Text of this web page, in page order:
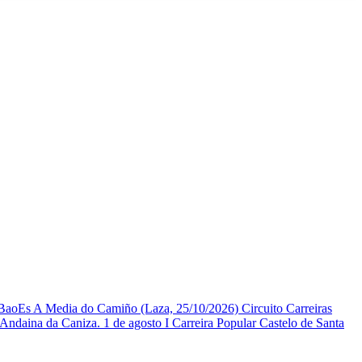
A Media do Camiño (Laza, 25/10/2026) Circuito Carreiras
da Caniza. 1 de agosto I Carreira Popular Castelo de Santa